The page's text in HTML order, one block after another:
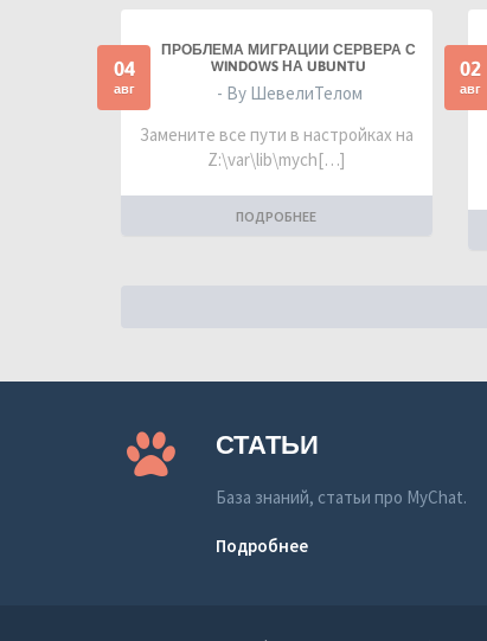
04
авг
ПРОБЛЕМА МИГРАЦИИ СЕРВЕРА С
WINDOWS НА UBUNTU
- By ШевелиТелом
Замените все пути в настройках на
Z:\var\lib\mych[…]
ПОДРОБНЕЕ
02
авг
СТАТЬИ
База знаний, статьи про MyChat.
Подробнее